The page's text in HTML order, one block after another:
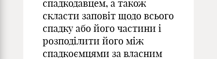
спадкодавцем, а також
скласти заповіт щодо всього
спадку або його частини і
розподілити його між
спадкоємцями за власним